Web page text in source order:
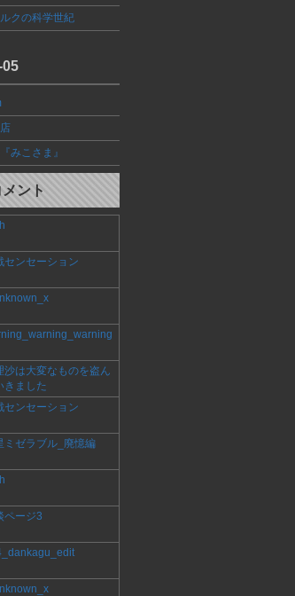
クの科学世紀
05
みこさま』
ント
センセーション
沙は大変なものを盗ん
きました
センセーション
ミゼラブル_廃憶編
ページ3